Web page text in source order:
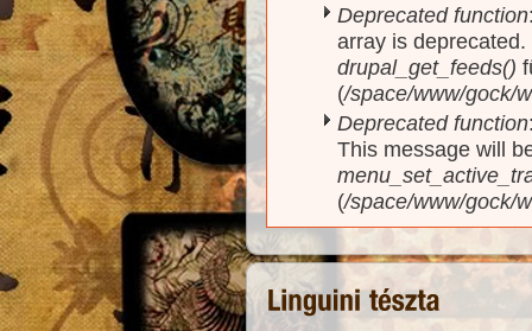
Deprecated function
array is
drupal_get_feeds()
(/space/www/gock/
Deprecated function
This message will
(/space/www/gock/